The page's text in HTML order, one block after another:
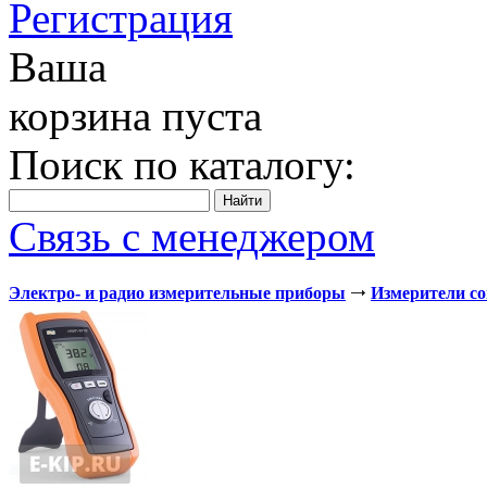
Регистрация
Ваша
корзина пуста
Поиск по каталогу:
Связь с менеджером
Электро- и радио измерительные приборы Измерители